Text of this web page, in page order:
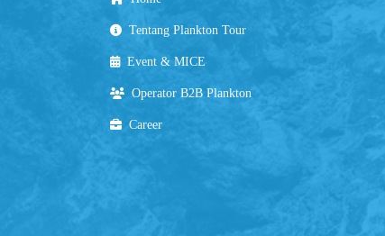
Tentang Plankton Tour
Event & MICE
Operator B2B Plankton
Career